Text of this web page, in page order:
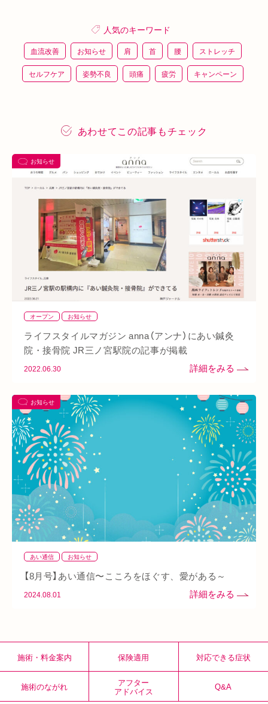
人気のキーワード
血流改善 お知らせ 肩 首 腰 ストレッチ
セルフケア 姿勢不良 頭痛 疲労 キャンペーン
あい通信 骨盤 おすすめグッズ 足 睡眠
あいSHOP 膝 矯正
対応できる症状 上本町 土・祝営業 ダイエット
ふくらはぎ ストレス 背骨 腱鞘炎 腕
シワ・シミ・たるみ 谷9 寒暖差 梅雨
四十肩 眼精疲労 スマホ首
美肌 自律神経失調症 ぎっくり腰 美容鍼
熱中症 夏バテ
こむら返り ストレートネック 酵素ドリンク
ファスティング 土・日・祝営業 筋緊張
ばね指 小顔 乾燥肌 日焼け 地下街 本町
阪急桂駅 天満橋 頸椎椎間板ヘルニア
整骨院 好転反応 反り腰 湿気
なんばウォーク 今里 クリスタ長堀
駅構内 八戸ノ里駅 玉造 春バテ
あわせてこの記事もチェック
お知らせ
オープン お知らせ
ライフスタイルマガジン anna（アンナ）にあい鍼灸
院・接骨院 JR三ノ宮駅院の記事が掲載
2022.06.30
お知らせ
あい通信 お知らせ
【8月号】あい通信〜こころをほぐす、愛がある～
2024.08.01
施術・料金案内 保険適用 対応できる症状
施術のながれ アフター
アドバイス Q&A